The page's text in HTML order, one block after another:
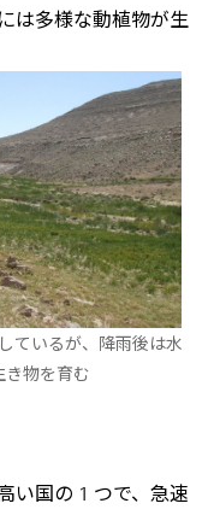
は多様な動植物が生
ているが、降雨後は水
き物を育む
い国の 1 つで、急速